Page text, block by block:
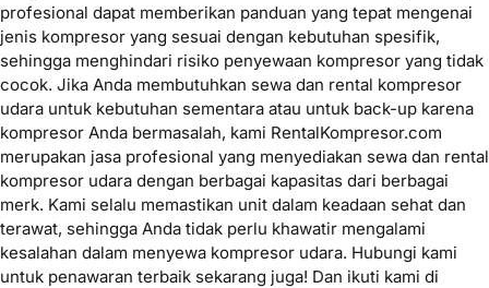
profesional dapat memberikan panduan yang tepat mengenai
jenis kompresor yang sesuai dengan kebutuhan spesifik,
sehingga menghindari risiko penyewaan kompresor yang tidak
cocok. Jika Anda membutuhkan sewa dan rental kompresor
udara untuk kebutuhan sementara atau untuk back-up karena
kompresor Anda bermasalah, kami RentalKompresor.com
merupakan jasa profesional yang menyediakan sewa dan rental
kompresor udara dengan berbagai kapasitas dari berbagai
merk. Kami selalu memastikan unit dalam keadaan sehat dan
terawat, sehingga Anda tidak perlu khawatir mengalami
kesalahan dalam menyewa kompresor udara. Hubungi kami
untuk penawaran terbaik sekarang juga! Dan ikuti kami di